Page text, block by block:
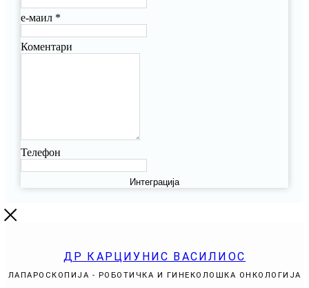
е-маил *
Коментари
Телефон
Интеграција
ДР КАРЦИУНИС ВАСИЛИОС
ЛАПАРОСКОПИЈА - РОБОТИЧКА И ГИНЕКОЛОШКА ОНКОЛОГИЈА